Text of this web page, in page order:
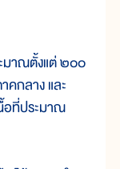
าณตั้งแต่ ๒๐๐
คกลาง และ
อที่ประมาณ